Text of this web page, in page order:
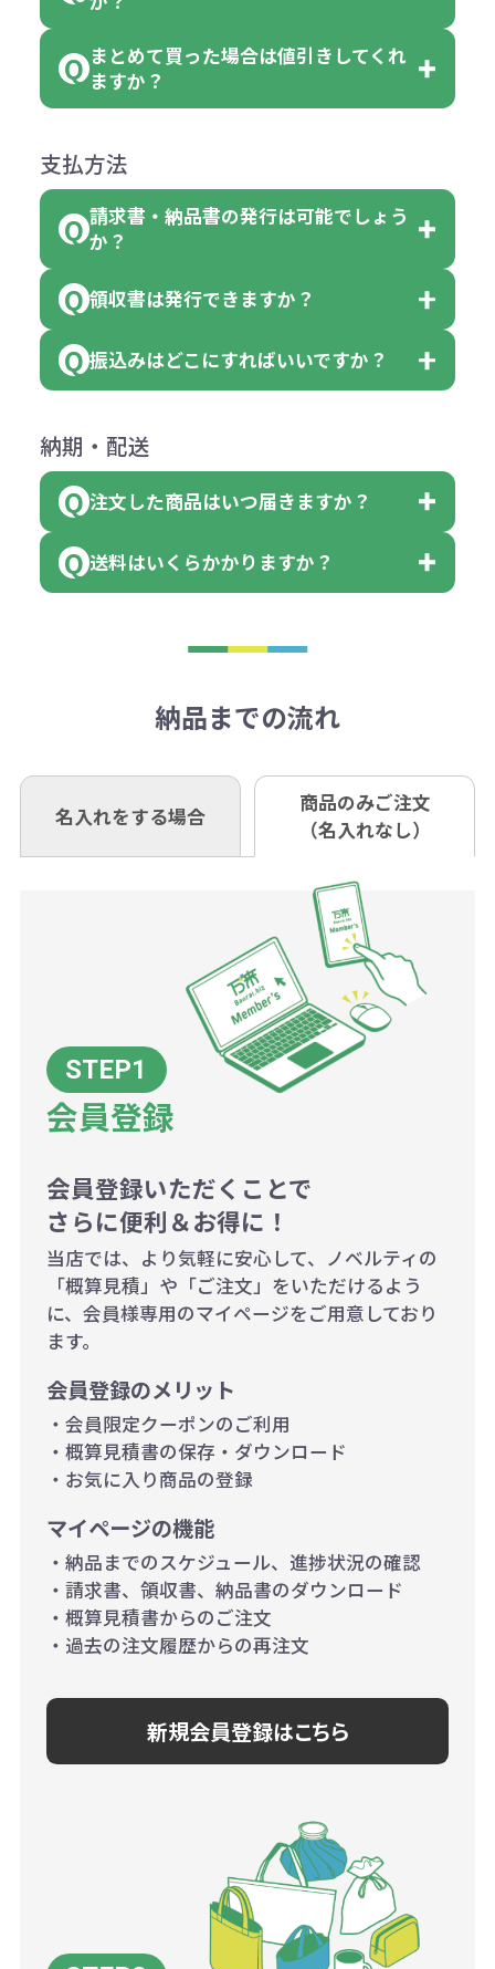
但し、ロゴなど名入れ印刷をされる
費用）
色指定できる商品に付きましては商
品詳細の購入の所で色が選べるよう
になっております。
クエアトート」を300個注文した場
クエアトート」は10個単位でしたら
色を指定出来るので、ピンクを100
個、ブルーを90個、イエローを110
【色指定の仕方】
に必要な個数を入力ください。
※10個単位など購入できる単位が決
はまらない数を入力すると、アラー
アラートに従って数を調整してくだ
●初期不良または不良品（破損、故
障）の場合
合
●名入れ、オリジナルの内容が異な
っていた場合
または返金にて対応させていただき
ます。
その際不良品については送料着払い
ください。
（商品の状態により、対応が変わる
※不良商品をご返却いただけない場
います。あらかじめご了承くださ
※不良商品は商品到着後7営業日以
お問合せ先
0120-979-907
AM10:00～PM5:00（土・日・祝日を
名入れありの場合の代金の計算方法
は下記の通りです。
計算例：
＜1色印刷の場合＞
（提供価格（商品代）+名入れ費用
（印刷代））×枚数+製版代
（提供価格（商品代）+名入れ費用
×色数
※例えば2色印刷の場合には、名入
れ費用が2倍、製版代が2倍必要で
相談下さい。
なお、印刷代はボリュームディスカ
同じ版で多くの数量を印刷すると、1
個当たりの印刷代単価がお安くなり
一方、数量が少なく一定数に満たな
い場合は、単価計算ではなく、印刷
代の基本料金を一式頂戴する場合が
ございます。
ボリュームディスカウントの計算は
商品や印刷方法によって異なります
ので、予めご了承ください。
例：200個未満（1式：18,000円）
200個~499個の場合：42円（1個
当たり）
500個~999個の場合：35円（1個
1,000個以上：28円（1個当た
り）
まとめて買った場合は値引きしてくれ
ますか？
商品によりますが、お見積もりさせ
ていただきます。
見積もりサポートから個別でお問い
支払方法
請求書・納品書の発行は可能でしょう
か？
会員様はマイページより各種帳票の
ダウンロードが可能です。
詳しくはこちらはご確認ください。
領収書のダウンロード
領収書は発行できますか？
会員様はマイページより各種帳票の
詳しくはこちらはご確認ください。
領収書のダウンロード
振込みはどこにすればいいですか？
下記口座にお願いします。
■三菱UFJ銀行
小田井支店（おたいしてん）
■ゆうちょ銀行（振替口座）
口座名 株式会社モノベーション
※振り込み手数料はお客さま負担と
なりますのでご注意ください。
納期・配送
注文した商品はいつ届きますか？
既製品の場合、ご入金確認後3営業
ご入金確認後約3週間となります。
定しているものもあります。
あれば、午前中までにご注文とご入
金いただければ翌日着でお送りする
お急ぎの場合、ご相談ください。最
大限努力いたします。
送料はいくらかかりますか？
き別途申し受けます。
も複数ヶ所への納品の場合、別途送
料頂戴する場合がございます。
詳細はこちらご確認ください。
納品までの流れ
名入れをする場合
商品のみご注文
（名入れなし）
会員登録
会員登録いただくことで
さらに便利＆お得に！
当店では、より気軽に安心して、ノベルティの
「概算見積」や「ご注文」をいただけるよう
に、会員様専用のマイページをご用意しており
ます。
会員登録のメリット
・会員限定クーポンのご利用
・概算見積書の保存・ダウンロード
・お気に入り商品の登録
マイページの機能
・納品までのスケジュール、進捗状況の確認
・請求書、領収書、納品書のダウンロード
・概算見積書からのご注文
・過去の注文履歴からの再注文
新規会員登録はこちら